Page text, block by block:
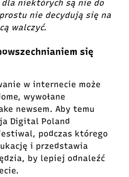
niektórych są nie do
nie decydują się na
walczyć.
się
w internecie może
wywołane
newsem. Aby temu
Digital Poland
podczas którego
i przedstawia
by lepiej odnaleźć